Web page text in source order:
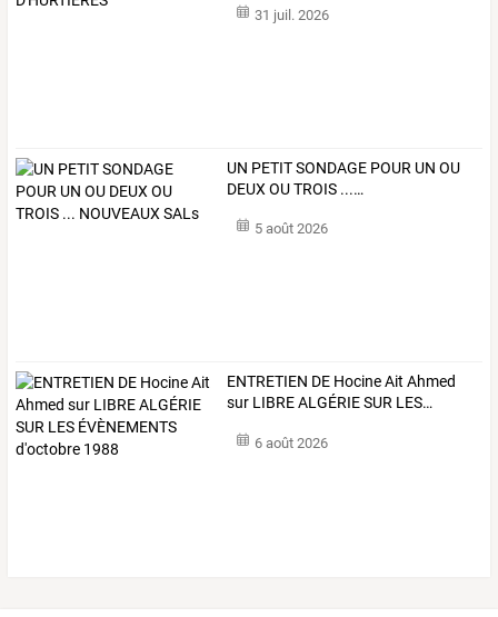
31 juil. 2026
UN PETITSONDAGE POUR UN OU
DEUX OUTROIS ...…
5 août 2026
ENTRETIEN DE HocineAit Ahmed
sur LIBREALGÉRIESUR LES…
6 août 2026